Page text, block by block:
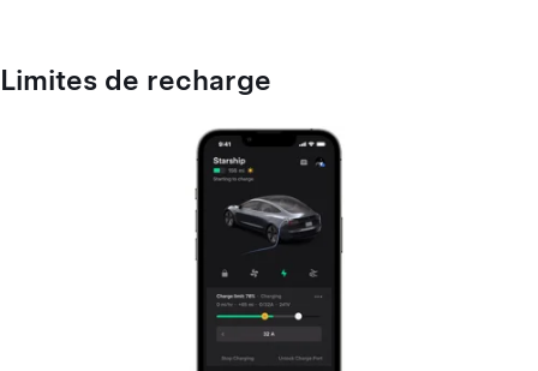
Limites de recharge